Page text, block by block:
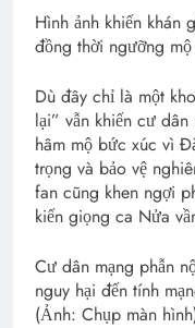
Hình ảnh khiến khán
đồng thời ngưỡng
Dù đây chỉ là một
lại” vẫn khiến cư
hâm mộ bức xúc vì
trọng và bảo vệ
fan cũng khen ngợi
kiến giọng ca Nửa
Cư dân mạng phẫn
nguy hại đến tính
(Ảnh: Chụp màn